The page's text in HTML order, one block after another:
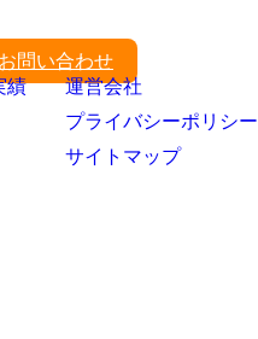
問い合わせ
績
運営会社
プライバシーポリシー
サイトマップ